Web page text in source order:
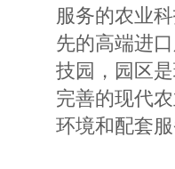
服务的农业
先的高端进
技园，园区
完善的现代
环境和配套服